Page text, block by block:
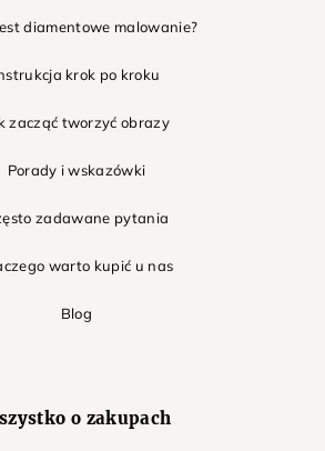
diamentowe malowanie?
krok po kroku
zacząć tworzyć obrazy
Porady i wskazówki
zadawane pytania
warto kupić u nas
Blog
o zakupach